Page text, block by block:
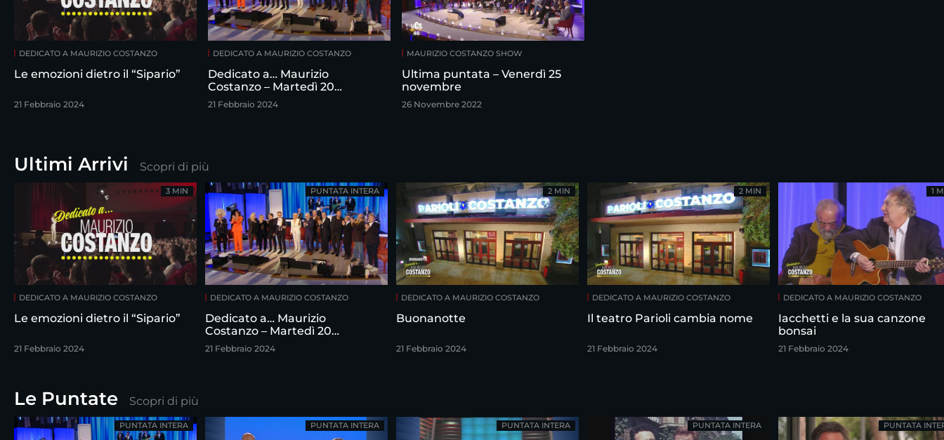
DEDICATO A MAURIZIO COSTANZO
Le emozioni dietro il “Sipario”
21 Febbraio 2024
DEDICATO A MAURIZIO COSTANZO
Dedicato a… Maurizio
Costanzo – Martedì 20
febbraio
21 Febbraio 2024
MAURIZIO COSTANZO SHOW
Ultima puntata – Venerdì 25
novembre
26 Novembre 2022
Ultimi Arrivi Scopri di più
DEDICATO A MAURIZIO COSTANZO
Le emozioni dietro il “Sipario”
21 Febbraio 2024
3 MIN
DEDICATO A MAURIZIO COSTANZO
Dedicato a… Maurizio
Costanzo – Martedì 20
febbraio
21 Febbraio 2024
PUNTATA INTERA
DEDICATO A MAURIZIO COSTANZO
Buonanotte
21 Febbraio 2024
2 MIN
DEDICATO A MAURIZIO COSTANZO
Il teatro Parioli cambia nome
21 Febbraio 2024
2 MIN
DEDICATO A MAURIZIO COSTANZO
Iacchetti e la sua canzone
bonsai
21 Febbraio 2024
1
Le Puntate Scopri di più
PUNTATA INTERA PUNTATA INTERA PUNTATA INTERA PUNTATA INTERA PUNTATA